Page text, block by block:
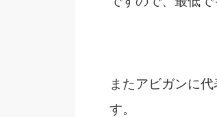
またアビガンに
す。